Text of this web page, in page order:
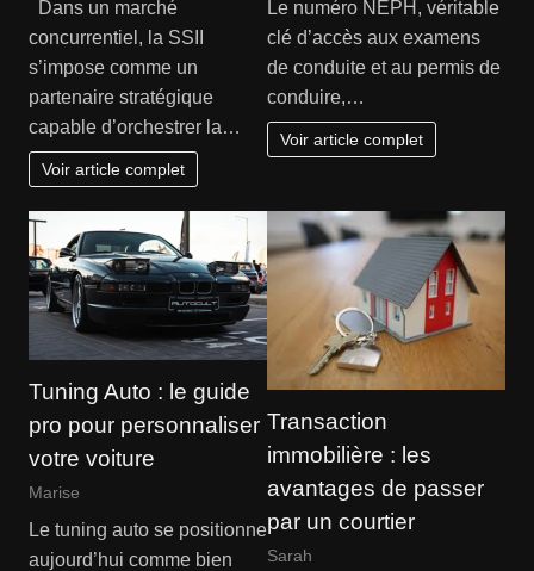
Dans un marché
concurrentiel, la SSII
s’impose comme un
partenaire stratégique
capable d’orchestrer la…
Voir article complet
Le numéro NEPH, véritable
clé d’accès aux examens
de conduite et au permis de
conduire,…
Voir article complet
Tuning Auto : le guide
pro pour personnaliser
votre voiture
Marise
Le tuning auto se positionne
aujourd’hui comme bien
Transaction
immobilière : les
avantages de passer
par un courtier
Sarah